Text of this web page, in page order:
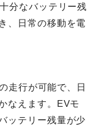
分なバッテリー残
、日常の移動を電
走行が可能で、日
なえます。EVモ
ッテリー残量が少